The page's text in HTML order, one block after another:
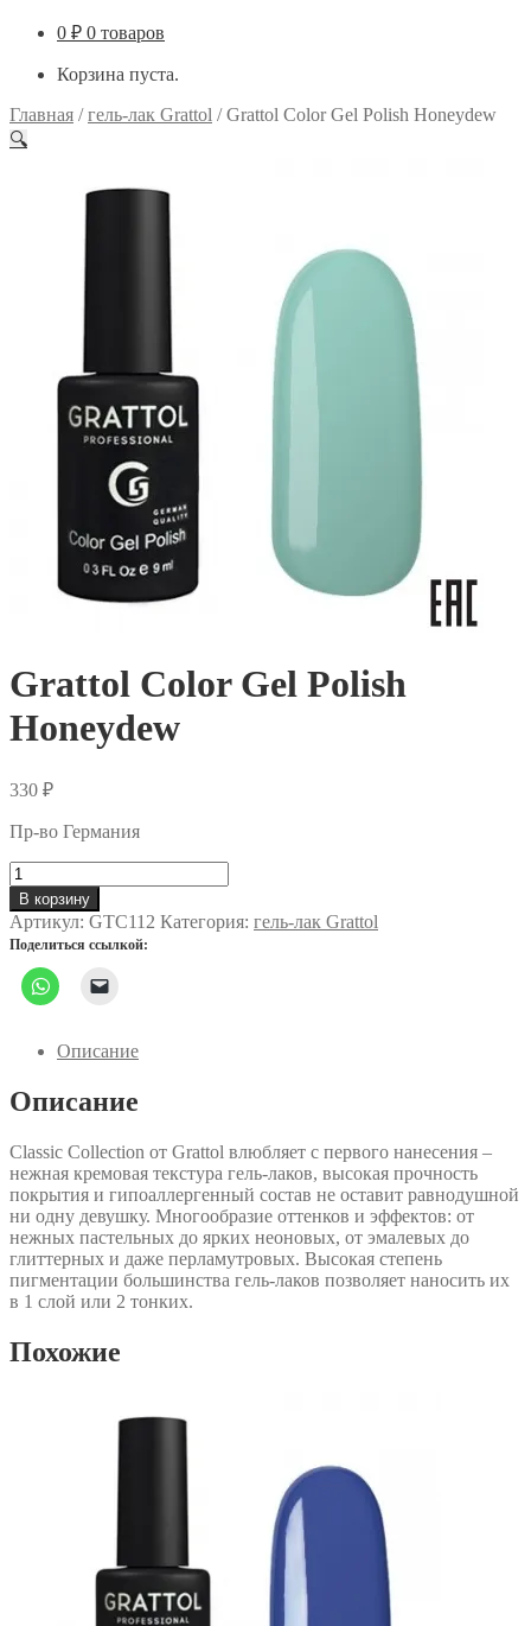
0 ₽ 0 товаров
Корзина пуста.
Главная /гель-лак Grattol /Grattol Color Gel Polish Honeydew
🔍
Grattol Color Gel Polish
Honeydew
330 ₽
Пр-во Германия
Количество
товара
Grattol
Color
Gel
Polish
Honeydew
В корзину
Артикул: GTC112 Категория: гель-лак Grattol
Поделиться ссылкой:
Описание
Описание
Classic Collection от Grattol влюбляет с первого нанесения –
нежная кремовая текстура гель-лаков, высокая прочность
покрытия и гипоаллергенный состав не оставит равнодушной
ни одну девушку. Многообразие оттенков и эффектов: от
нежных пастельных до ярких неоновых, от эмалевых до
глиттерных и даже перламутровых. Высокая степень
пигментации большинства гель-лаков позволяет наносить их
в 1 слой или 2 тонких.
Похожие